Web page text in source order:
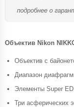
подробнее о
Объектив Nikon
Объектив с
Диапазон
Элементы Super
Три асферических